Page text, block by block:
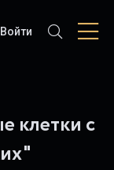
Войти
клетки с